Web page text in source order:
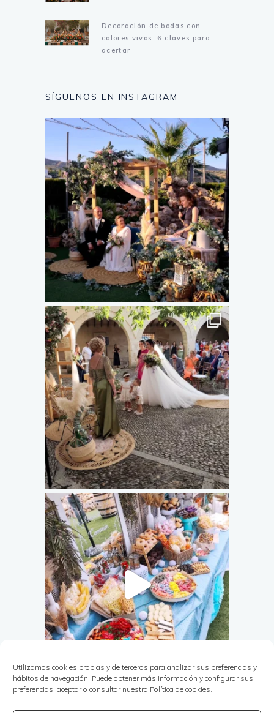
Utilizamos cookies propias y de terceros para analizar sus preferencias y
hábitos de navegación. Puede obtener más información y configurar sus
preferencias, aceptar o consultar nuestra Política de cookies.
Decoración de bodas con
colores vivos: 6 claves para
acertar
SÍGUENOS EN INSTAGRAM